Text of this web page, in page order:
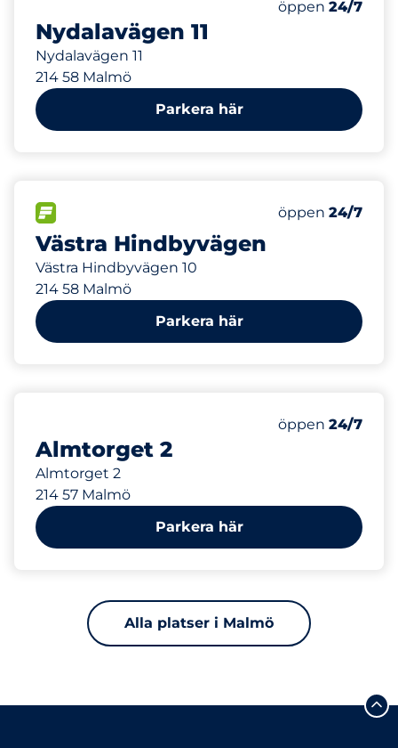
Nydalavägen 11
Nydalavägen 11
214 58 Malmö
Torsdag&nbsp
öppen 24/7
Parkera här
Västra Hindbyvägen
Västra Hindbyvägen 10
214 58 Malmö
Antal
Totalt antal
Torsdag&nbsp
öppen 24/7
212 m
Parkera här
Almtorget 2
Almtorget 2
214 57 Malmö
Torsdag&nbsp
öppen 24/7
Parkera här
Alla platser i Malmö